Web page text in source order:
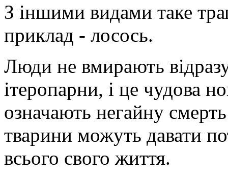
З іншими видами таке
приклад - лосось.
Люди не вмирають
ітеропарни, і це чудова
означають негайну
тварини можуть давати
всього свого життя.